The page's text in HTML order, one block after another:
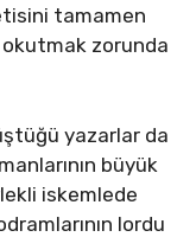
tamamen
okutmak zorunda
yazarlar da
büyük
iskemlede
lordu